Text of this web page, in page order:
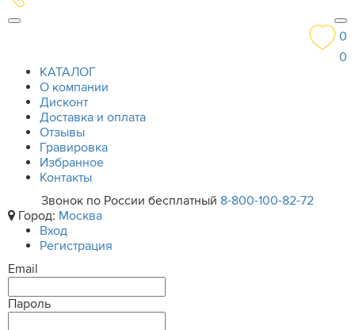
0
0
КАТАЛОГ
О компании
Дисконт
Доставка и оплата
Отзывы
Гравировка
Избранное
Контакты
Звонок по России бесплатный 8-800-100-82-72
Город: Москва
Вход
Регистрация
Email
Пароль